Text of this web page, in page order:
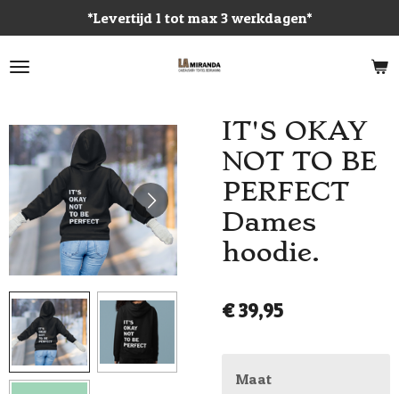
direct
naar
*Levertijd 1 tot max 3 werkdagen*
IT'S OKAY
NOT TO BE
PERFECT
Dames
hoodie.
€ 39,95
Maat